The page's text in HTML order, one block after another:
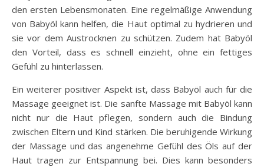
den ersten Lebensmonaten. Eine regelmäßige Anwendung
von Babyöl kann helfen, die Haut optimal zu hydrieren und
sie vor dem Austrocknen zu schützen. Zudem hat Babyöl
den Vorteil, dass es schnell einzieht, ohne ein fettiges
Gefühl zu hinterlassen.
Ein weiterer positiver Aspekt ist, dass Babyöl auch für die
Massage geeignet ist. Die sanfte Massage mit Babyöl kann
nicht nur die Haut pflegen, sondern auch die Bindung
zwischen Eltern und Kind stärken. Die beruhigende Wirkung
der Massage und das angenehme Gefühl des Öls auf der
Haut tragen zur Entspannung bei. Dies kann besonders